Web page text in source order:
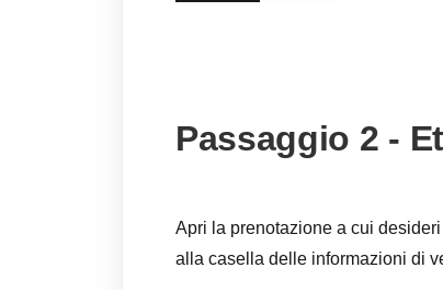
Passaggio 2 -
Apri la prenotazione a cui
alla casella delle informazioni di